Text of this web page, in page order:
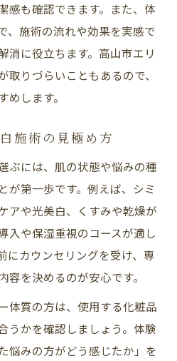
感も確認できます。また、体
、施術の流れや効果を実感で
消に役立ちます。高山市エリ
取りづらいこともあるので、
します。
施術の見極め方
ぶには、肌の状態や悩みの種
が第一歩です。例えば、シミ
アや光美白、くすみや乾燥が
入や保湿重視のコースが適し
にカウンセリングを受け、専
を決めるのが安心です。
体質の方は、使用する化粧品
うかを確認しましょう。体験
悩みの方がどう感じたか」を